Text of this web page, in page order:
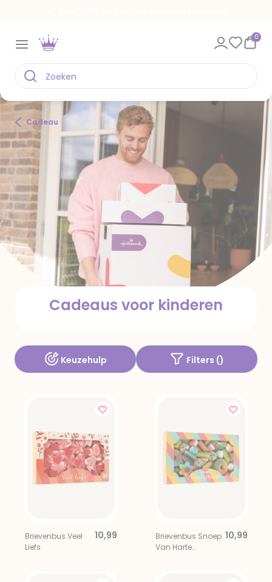
0
Cadeau
Cadeaus voor kinderen
Keuzehulp Filters ()
Brievenbus Veel
Liefs
10,99
Brievenbus Snoep
Van Harte
10,99